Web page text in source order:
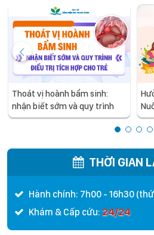
Thoát vị hoành bẩm sinh:
nhận biết sớm và quy trình
điều trị tích hợp cho trẻ -
THỜI GIAN
Hành chính: 7h00 - 16h30
Khám & Cấp cứu: 24/24